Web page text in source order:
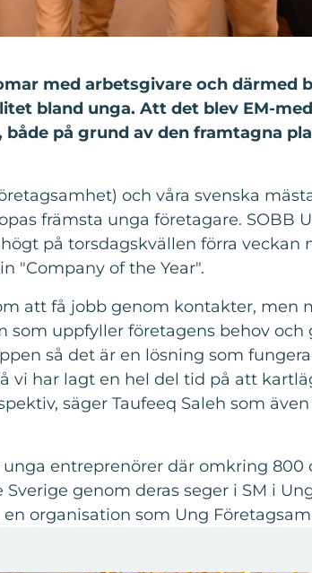
med arbetsgivare och därmed
bland unga. Att det blev EM-
på grund av den framtagna
och våra svenska
främsta unga företagare. SOBB
på torsdagskvällen förra
"Company of the Year".
att få jobb genom kontakter, men
uppfyller företagens behov
så det är en lösning som
vi har lagt en hel del tid på att
säger Taufeeq Saleh som
entreprenörer där omkring
genom deras seger i SM i
organisation som Ung